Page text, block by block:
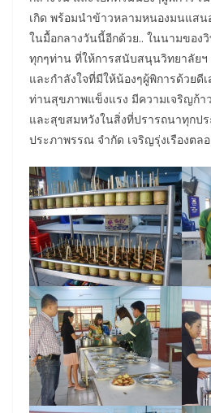
เกิด พร้อมนำข้าวหลามหนองมนแสน
ในมื้อกลางวันนี้อีกด้วย.. ในนามขอ
ทุกๆท่าน ที่ให้การสนับสนุนวิทยาลัยฯ
และกำลังใจที่มีให้น้องๆผู้พิการด้วยดี
ท่านสุขภาพแข็งแรง มีความเจริญก้
และสุขสมหวังในสิ่งที่ปรารถนาทุกป
ประภาพรรณ จำกัด เจริญรุ่งเรืองตลอ